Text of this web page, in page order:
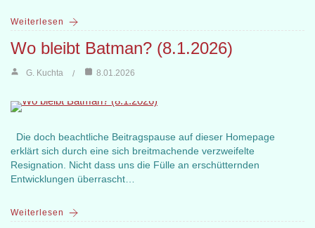
Weiterlesen
Wo bleibt Batman? (8.1.2026)
G. Kuchta 8.01.2026
Die doch beachtliche Beitragspause auf dieser Homepage
erklärt sich durch eine sich breitmachende verzweifelte
Resignation. Nicht dass uns die Fülle an erschütternden
Entwicklungen überrascht…
Weiterlesen